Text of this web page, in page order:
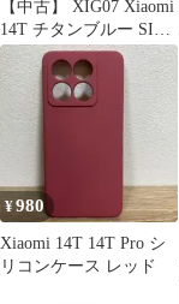
【中古】 XIG07 Xiaomi
14T チタンブルー SIM
フリー 本体 au Aランク
スマホ【送料無料】
xig07bl8mtm
¥980
Xiaomi 14T 14T Pro シ
リコンケース レッド